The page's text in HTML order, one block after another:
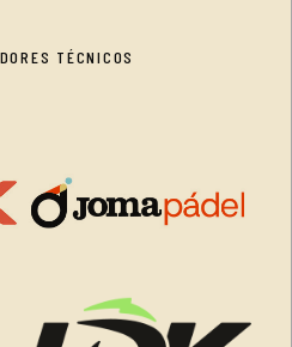
TÉCNICOS